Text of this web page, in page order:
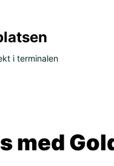
i terminalen
med